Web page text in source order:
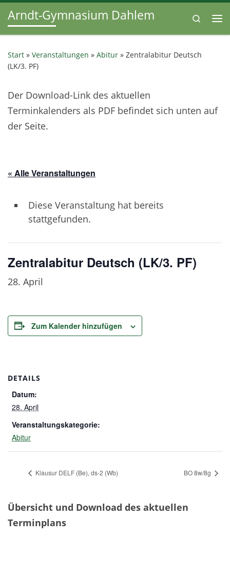
Zum Inhalt springen
Arndt-Gymnasium Dahlem
Search
Start » Veranstaltungen » Abitur » Zentralabitur Deutsch
(LK/3. PF)
Der Download-Link des aktuellen
Terminkalenders als PDF befindet sich unten auf
der Seite.
« Alle Veranstaltungen
Diese Veranstaltung hat bereits
stattgefunden.
Zentralabitur Deutsch (LK/3. PF)
28. April
Zum Kalender hinzufügen
DETAILS
Datum:
28. April
Veranstaltungskategorie:
Abitur
Klausur DELF (Be), ds-2 (Wb) BO 8w/8g
Übersicht und Download des aktuellen
Terminplans